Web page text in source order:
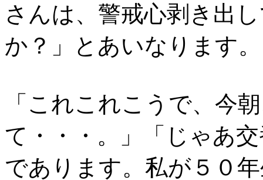
さんは、警戒心剥き出
か？」とあいなります。
「これこれこうで、今
て・・・。」「じゃあ
であります。私が５０